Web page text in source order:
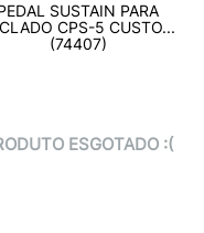
SUSTAIN PARA
CPS-5 CUSTO...
(74407)
ESGOTADO :(